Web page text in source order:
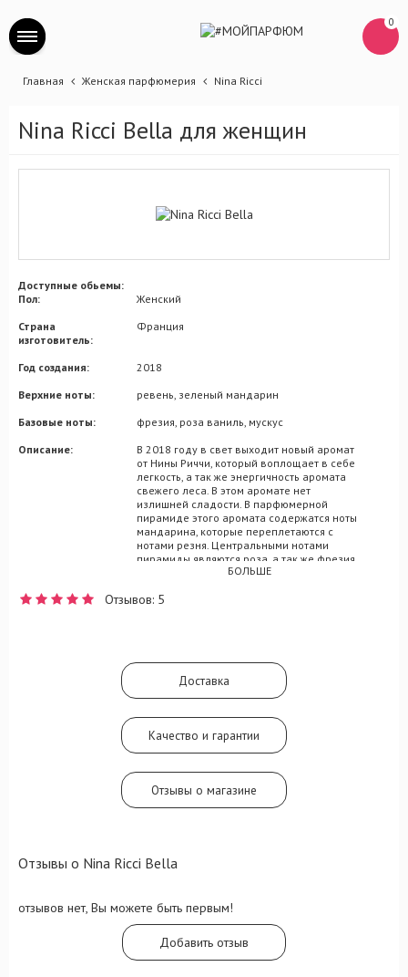
0
Главная Женская парфюмерия Nina Ricci
Nina Ricci Bella для женщин
Доступные обьемы:
Пол:
Женский
Страна
изготовитель:
Франция
Год создания:
2018
Верхние ноты:
ревень, зеленый мандарин
Базовые ноты:
фрезия, роза ваниль, мускус
Описание:
В 2018 году в свет выходит новый аромат
от Нины Риччи, который воплощает в себе
легкость, а так же энергичность аромата
свежего леса. В этом аромате нет
излишней сладости. В парфюмерной
пирамиде этого аромата содержатся ноты
мандарина, которые переплетаются с
нотами резня. Центральными нотами
пирамиды являются роза, а так же фрезия.
Мускус и ваниль представленные в базе
послевкусие. Если вы хотите ощутить себя
Ricci Bella красиво подчеркнут ваш
неотразимый стиль. Подарите этот парфюм
себе или близкому человеку!
БОЛЬШЕ
Отзывов: 5
Доставка
Качество и гарантии
Отзывы о магазине
Отзывы о Nina Ricci Bella
отзывов нет, Вы можете быть первым!
Добавить отзыв